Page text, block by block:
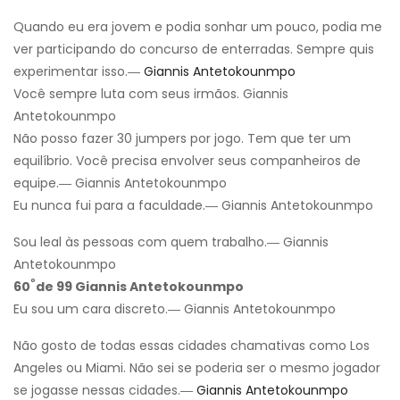
Quando eu era jovem e podia sonhar um pouco, podia me
ver participando do concurso de enterradas. Sempre quis
experimentar isso.― Giannis Antetokounmpo
Você sempre luta com seus irmãos. Giannis
Antetokounmpo
Não posso fazer 30 jumpers por jogo. Tem que ter um
equilíbrio. Você precisa envolver seus companheiros de
equipe.― Giannis Antetokounmpo
Eu nunca fui para a faculdade.― Giannis Antetokounmpo
Sou leal às pessoas com quem trabalho.― Giannis
Antetokounmpo
60ºde 99 Giannis Antetokounmpo
Eu sou um cara discreto.― Giannis Antetokounmpo
Não gosto de todas essas cidades chamativas como Los
Angeles ou Miami. Não sei se poderia ser o mesmo jogador
se jogasse nessas cidades.― Giannis Antetokounmpo